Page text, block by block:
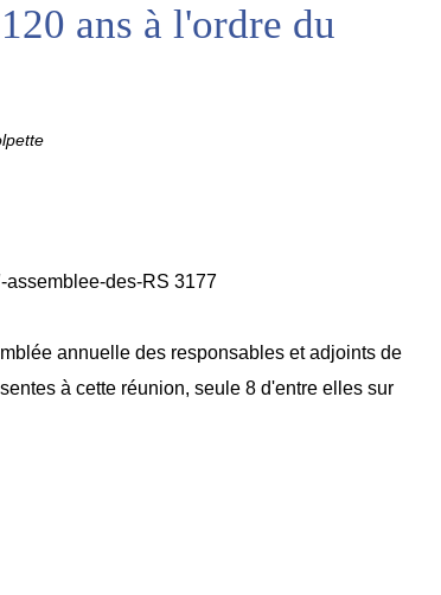
ans à l'ordre du
annuelle des responsables et adjoints de
à cette réunion, seule 8 d'entre elles sur